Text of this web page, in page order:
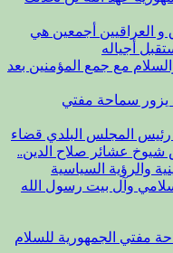
و العراقيين أجمعين هي
أجياله
مع جمع المؤمنين بعد
يزور سماحة مفتي
رئيس المجلس البلدي قضاء
عشائر صلاح الدين..
والرؤية السياسية
وآل بيت رسول الله
مفتي الجمهورية للسلام